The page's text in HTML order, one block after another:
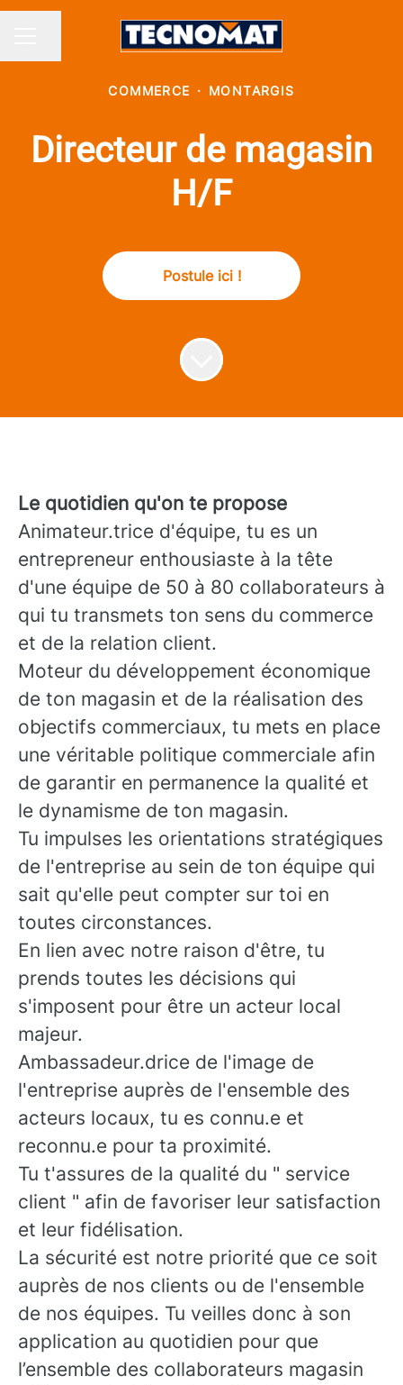
MENU CARRIÈRE
Partager la page
COMMERCE · MONTARGIS
Directeur de magasin
H/F
Postule ici !
Le quotidien qu'on te propose
Animateur.trice d'équipe, tu es un
entrepreneur enthousiaste à la tête
d'une équipe de 50 à 80 collaborateurs à
qui tu transmets ton sens du commerce
et de la relation client.
Moteur du développement économique
de ton magasin et de la réalisation des
objectifs commerciaux, tu mets en place
une véritable politique commerciale afin
de garantir en permanence la qualité et
le dynamisme de ton magasin.
Tu impulses les orientations stratégiques
de l'entreprise au sein de ton équipe qui
sait qu'elle peut compter sur toi en
toutes circonstances.
En lien avec notre raison d'être, tu
prends toutes les décisions qui
s'imposent pour être un acteur local
majeur.
Ambassadeur.drice de l'image de
l'entreprise auprès de l'ensemble des
acteurs locaux, tu es connu.e et
reconnu.e pour ta proximité.
Tu t'assures de la qualité du " service
client " afin de favoriser leur satisfaction
et leur fidélisation.
La sécurité est notre priorité que ce soit
auprès de nos clients ou de l'ensemble
de nos équipes. Tu veilles donc à son
application au quotidien pour que
l’ensemble des collaborateurs magasin